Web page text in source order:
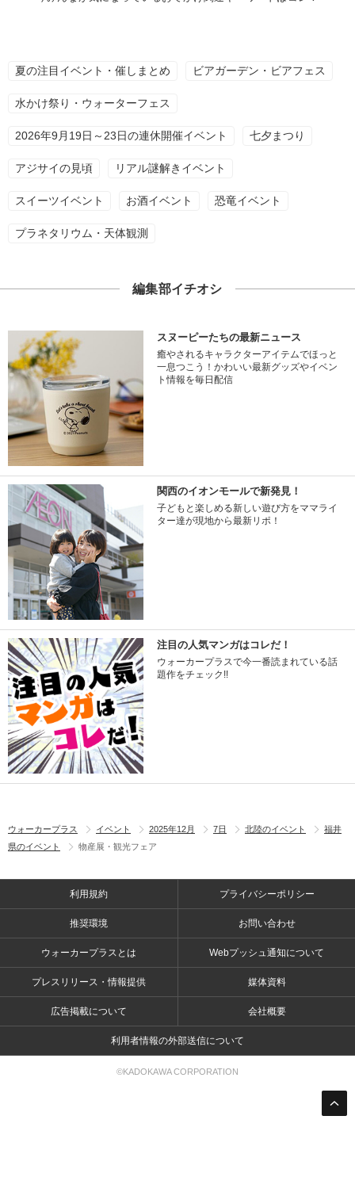
夏の注目イベント・催しまとめ ビアガーデン・ビアフェス
水かけ祭り・ウォーターフェス
2026年9月19日～23日の連休開催イベント 七夕まつり
アジサイの見頃 リアル謎解きイベント
スイーツイベント お酒イベント 恐竜イベント
プラネタリウム・天体観測
編集部イチオシ
スヌーピーたちの最新ニュース
癒やされるキャラクターアイテムでほっと
一息つこう！かわいい最新グッズやイベン
ト情報を毎日配信
関西のイオンモールで新発見！
子どもと楽しめる新しい遊び方をママライ
ター達が現地から最新リポ！
注目の人気マンガはコレだ！
ウォーカープラスで今一番読まれている話
題作をチェック!!
ウォーカープラス イベント 2025年12月 7日 北陸のイベント
福井
県のイベント
物産展・観光フェア
利用規約 プライバシーポリシー
推奨環境 お問い合わせ
ウォーカープラスとは Webプッシュ通知について
プレスリリース・情報提供 媒体資料
広告掲載について 会社概要
利用者情報の外部送信について
©KADOKAWA CORPORATION